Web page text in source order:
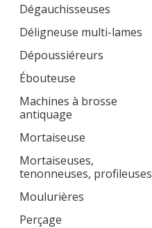
Dégauchisseuses
Déligneuse multi-lames
Dépoussiéreurs
Ébouteuse
Machines à brosse
antiquage
Mortaiseuse
Mortaiseuses,
tenonneuses, profileuses
Moulurières
Perçage